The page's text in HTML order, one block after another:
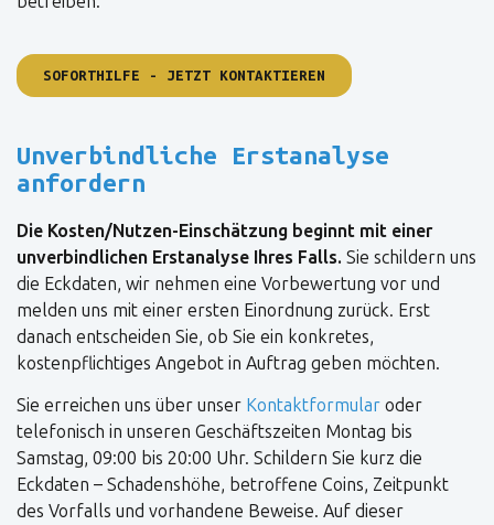
SOFORTHILFE - JETZT KONTAKTIEREN
Unverbindliche Erstanalyse
anfordern
Die Kosten/Nutzen-Einschätzung beginnt mit einer
unverbindlichen Erstanalyse Ihres Falls. Sie schildern uns
die Eckdaten, wir nehmen eine Vorbewertung vor und
melden uns mit einer ersten Einordnung zurück. Erst
danach entscheiden Sie, ob Sie ein konkretes,
kostenpflichtiges Angebot in Auftrag geben möchten.
Sie erreichen uns über unser Kontaktformular oder
telefonisch in unseren Geschäftszeiten Montag bis
Samstag, 09:00 bis 20:00 Uhr. Schildern Sie kurz die
Eckdaten – Schadenshöhe, betroffene Coins, Zeitpunkt
des Vorfalls und vorhandene Beweise. Auf dieser